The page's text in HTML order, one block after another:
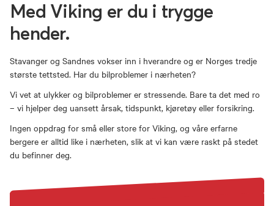
Med Viking er du i trygge
hender.
Stavanger og Sandnes vokser inn i hverandre og er Norges tredje
største tettsted. Har du bilproblemer i nærheten?
Vi vet at ulykker og bilproblemer er stressende. Bare ta det med ro
– vi hjelper deg uansett årsak, tidspunkt, kjøretøy eller forsikring.
Ingen oppdrag for små eller store for Viking, og våre erfarne
bergere er alltid like i nærheten, slik at vi kan være raskt på stedet
du befinner deg.